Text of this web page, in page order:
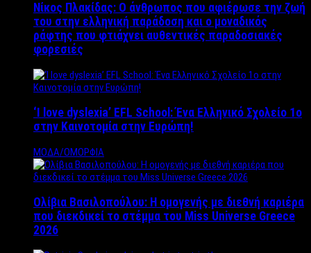
Νίκος Πλακίδας: O άνθρωπος που αφιέρωσε την ζωή
του στην ελληνική παράδοση και ο μοναδικός
ράφτης που φτιάχνει αυθεντικές παραδοσιακές
φορεσιές
‘Ι love dyslexia’ EFL School: Ένα Ελληνικό Σχολείo 1ο
στην Καινοτομία στην Ευρώπη!
ΜΟΔΑ/ΟΜΟΡΦΙΑ
Ολίβια Βασιλοπούλου: Η ομογενής με διεθνή καριέρα
που διεκδικεί το στέμμα του Miss Universe Greece
2026